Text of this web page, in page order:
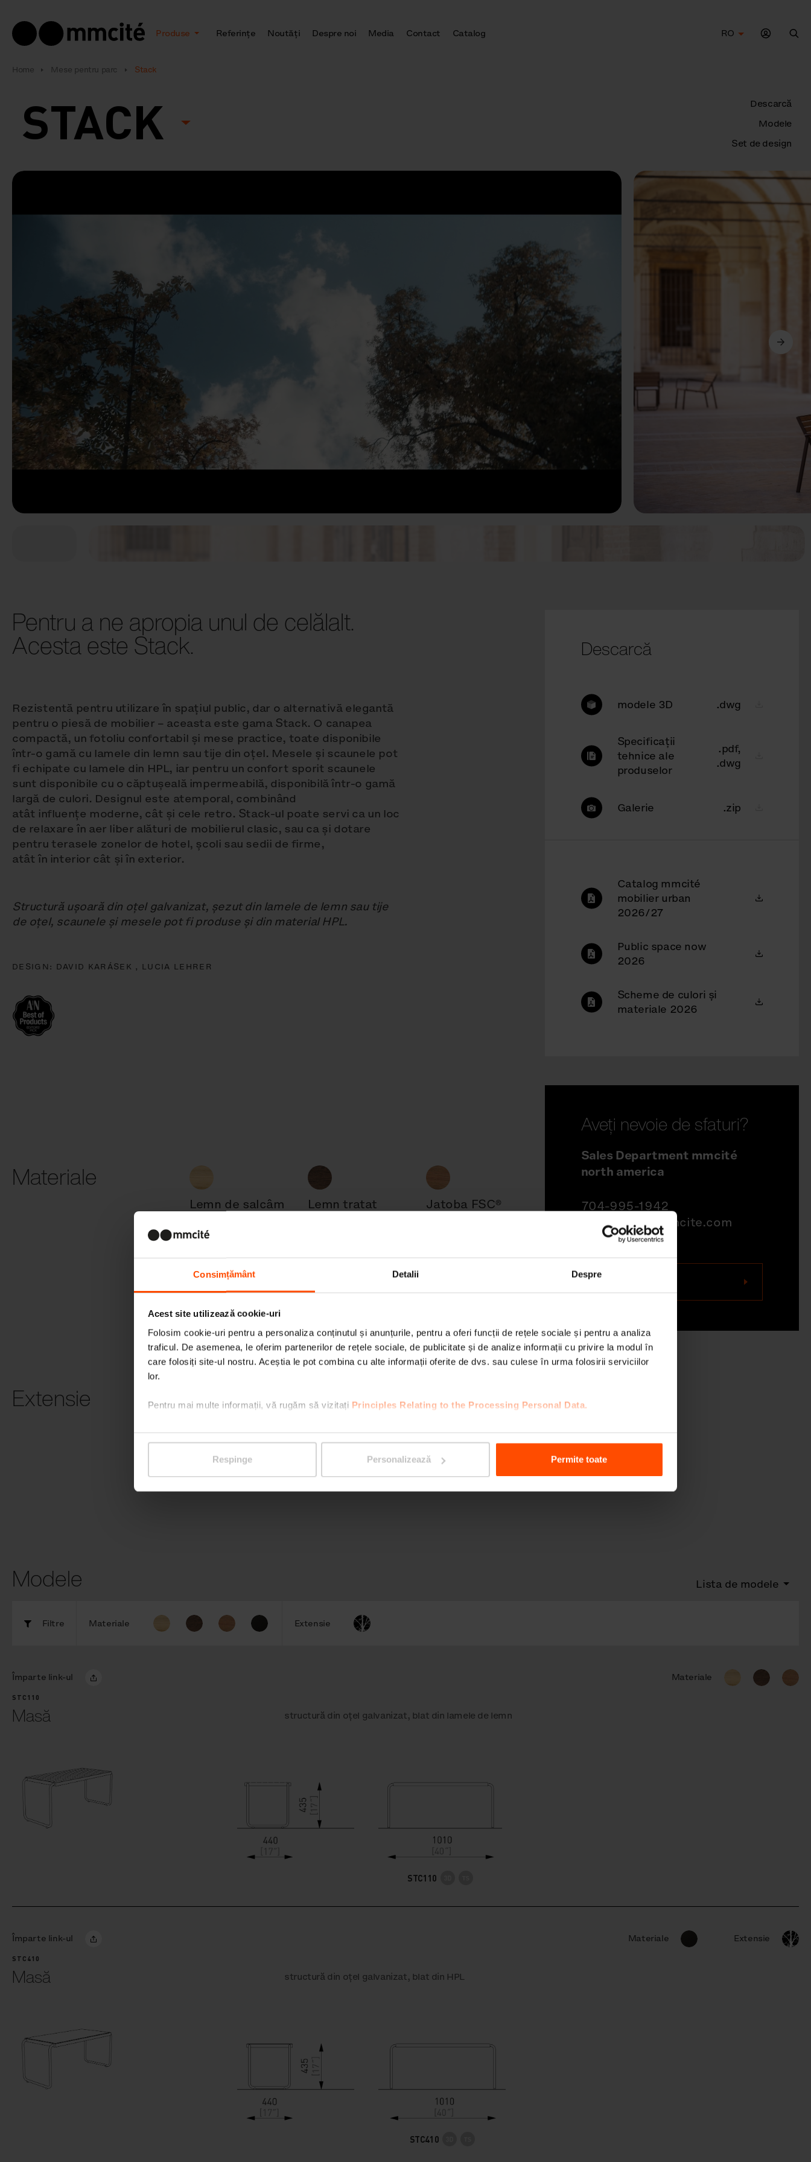
Consimțământ Detalii Despre
Acest site utilizează cookie-uri
Folosim cookie-uri pentru a personaliza conținutul și anunțurile, pentru a oferi funcții de rețele sociale și pentru a analiza
traficul. De asemenea, le oferim partenerilor de rețele sociale, de publicitate și de analize informații cu privire la modul în
care folosiți site-ul nostru. Aceștia le pot combina cu alte informații oferite de dvs. sau culese în urma folosirii serviciilor
lor.
Pentru mai multe informații, vă rugăm să vizitați Principles Relating to the Processing Personal Data.
Respinge Personalizează Permite toate
Produse Referințe Noutăţi Despre noi Media Contact Catalog
RO
Home Mese pentru parc Stack
STACK
Descarcă
Modele
Set de design
Pentru a ne apropia unul de celălalt.
Acesta este Stack.
Rezistentă pentru utilizare în spațiul public, dar o alternativă elegantă
pentru o piesă de mobilier – aceasta este gama Stack. O canapea
compactă, un fotoliu confortabil și mese practice, toate disponibile
într-o gamă cu lamele din lemn sau tije din oțel. Mesele și scaunele pot
fi echipate cu lamele din HPL, iar pentru un confort sporit scaunele
sunt disponibile cu o căptușeală impermeabilă, disponibilă într-o gamă
largă de culori. Designul este atemporal, combinând
atât influențe moderne, cât și cele retro. Stack-ul poate servi ca un loc
de relaxare în aer liber alături de mobilierul clasic, sau ca și dotare
pentru terasele zonelor de hotel, școli sau sedii de firme,
atât în interior cât și în exterior.
Structură ușoară din oțel galvanizat, șezut din lamele de lemn sau tije
de oțel, scaunele și mesele pot fi produse și din material HPL.
DESIGN: DAVID KARÁSEK , LUCIA LEHRER
Materiale
Lemn de salcâm
Lemn tratat
Jatoba FSC®
Oțel HPL
Extensie
personalizată
Descarcă
modele 3D .dwg
Specificații
tehnice ale
produselor
.pdf,
.dwg
Galerie .zip
Catalog mmcité
mobilier urban
2026/27
Public space now
2026
Scheme de culori şi
materiale 2026
Aveți nevoie de sfaturi?
Sales Department mmcité
north america
704-995-1942
quotations@mmcite.com
Contactați-ne
Modele Lista de modele
Filtre Materiale Extensie
Împarte link-ul Materiale
STC110
Masă structură din oțel galvanizat, blat din lamele de lemn
STC110
Împarte link-ul Materiale Extensie
STC410
Masă structură din oțel galvanizat, blat din HPL
STC410